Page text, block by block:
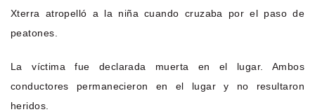
Xterra atropelló a la niña cuando cruzaba por el paso de
peatones.
La víctima fue declarada muerta en el lugar. Ambos
conductores permanecieron en el lugar y no resultaron
heridos.